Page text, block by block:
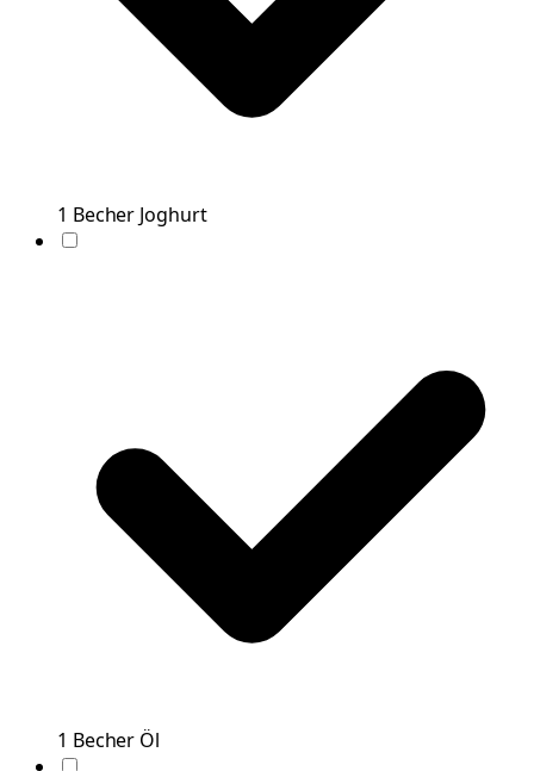
1 Becher Joghurt
1 Becher Öl